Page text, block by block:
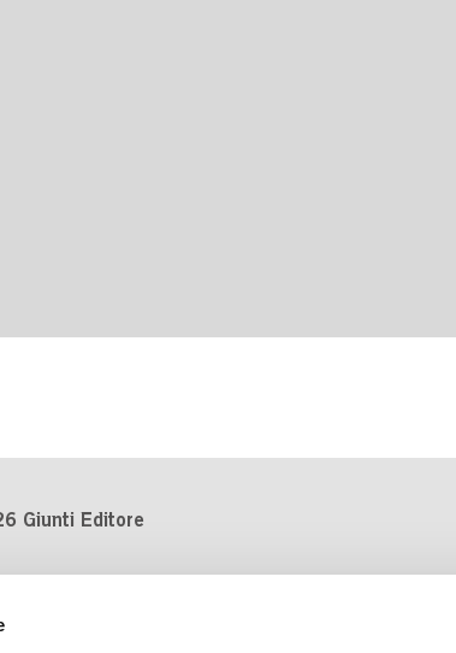
Giunti Editore